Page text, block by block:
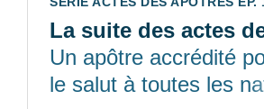
La suite des actes
Un apôtre accrédité
le salut à toutes les